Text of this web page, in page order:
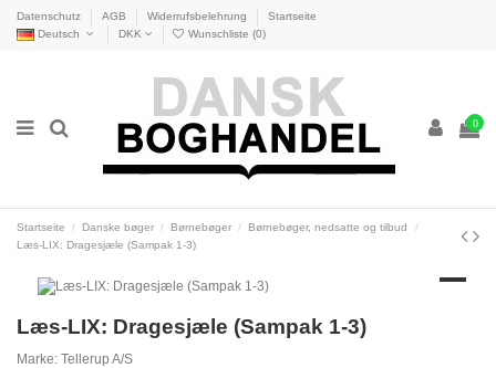
Datenschutz AGB Widerrufsbelehrung
Startseite
Deutsch
DKK Wunschliste (0)
0
Startseite Danske bøger Børnebøger
Børnebøger, nedsatte og tilbud
Læs-LIX: Dragesjæle (Sampak 1-3)
Læs-LIX: Dragesjæle (Sampak 1-3)
Marke: Tellerup A/S